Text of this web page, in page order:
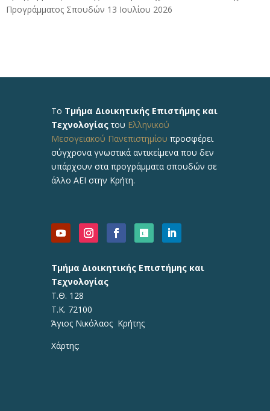
Προγράμματος Σπουδών 13 Ιουλίου 2026
Το Τμήμα Διοικητικής Επιστήμης και
Τεχνολογίαςτου Ελληνικού
Μεσογειακού Πανεπιστημίου προσφέρει
σύγχρονα γνωστικά αντικείμενα που δεν
υπάρχουν στα προγράμματα σπουδών σε
άλλο ΑΕΙ στην Κρήτη.
Τμήμα Διοικητικής Επιστήμης και
Τεχνολογίας
Τ.Θ. 128
Τ.Κ. 72100
Άγιος Νικόλαος Κρήτης
Χάρτης: